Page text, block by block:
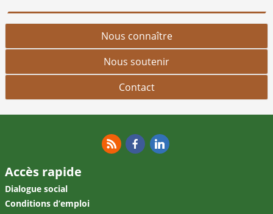
Nous connaître
Nous soutenir
Contact
Accès rapide
Dialogue social
Conditions d’emploi